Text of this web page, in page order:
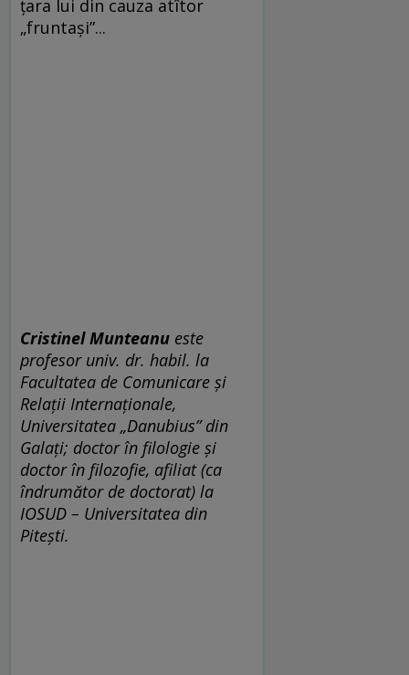
țara lui din cauza atîtor
„fruntași”...
Cristinel Munteanu este
profesor univ. dr. habil. la
Facultatea de Comunicare și
Relații Internaționale,
Universitatea „Danubius” din
Galați; doctor în filologie și
doctor în filozofie, afiliat (ca
îndrumător de doctorat) la
IOSUD – Universitatea din
Pitești.